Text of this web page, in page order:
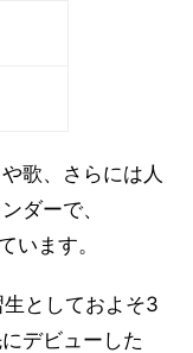
歌、さらには人
ダーで、
います。
としておよそ3
デビューした